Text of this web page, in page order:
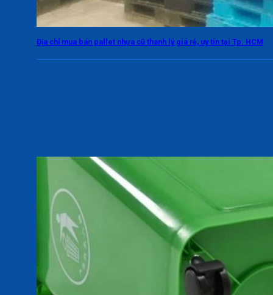
Địa chỉ mua bán pallet nhựa cũ thanh lý giá rẻ, uy tín tại Tp. HCM